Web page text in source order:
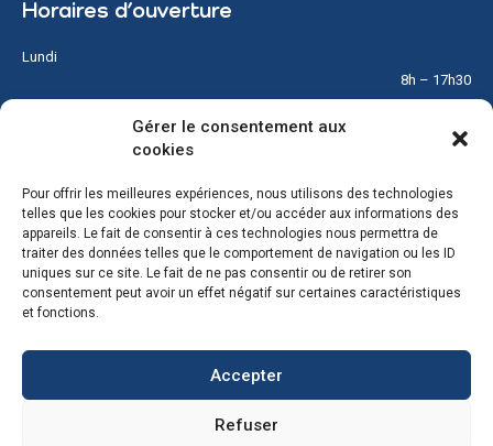
Gérer le consentement aux
cookies
Pour offrir les meilleures expériences, nous utilisons des technologies
telles que les cookies pour stocker et/ou accéder aux informations des
appareils. Le fait de consentir à ces technologies nous permettra de
traiter des données telles que le comportement de navigation ou les ID
uniques sur ce site. Le fait de ne pas consentir ou de retirer son
consentement peut avoir un effet négatif sur certaines caractéristiques
et fonctions.
Accepter
Refuser
Horaires d’ouverture
Lundi
8h – 17h30
8h – 17h30
Mercredi
8h – 12h
Jeudi
8h – 17h30
8h – 17h30